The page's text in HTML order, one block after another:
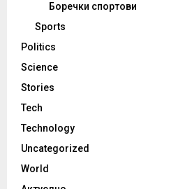
Боречки спортови
Sports
Politics
Science
Stories
Tech
Technology
Uncategorized
World